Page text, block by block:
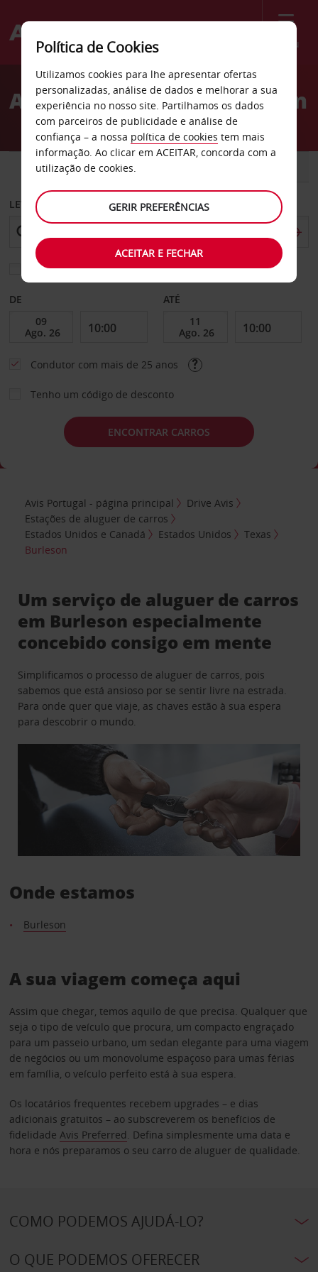
Menu
Welcome
AvisAluguer de carros Burleson
CARRO
LEVANTAR EM
Escolher uma estação de devolução diferente
DE ATÉ
Condutor com mais de 25 anos
Tenho um código de desconto
ENCONTRAR CARROS
Avis Portugal - página principal
Drive Avis
Estações de aluguer de carros
Estados Unidos e Canadá
Estados Unidos
Texas
Burleson
Um serviço de aluguer de carros
em Burleson especialmente
concebido consigo em mente
Simplificamos o processo de aluguer de carros, pois
sabemos que está ansioso por se sentir livre na estrada.
Para onde quer que viaje, as chaves estão à sua espera
para descobrir o mundo.
Onde estamos
Burleson
A sua viagem começa aqui
Assim que chegar, temos aquilo de que precisa. Qualquer que
seja o tipo de veículo que procura, um compacto engraçado
para um passeio urbano, um sedan elegante para uma viagem
de negócios ou um monovolume espaçoso para umas férias
em família, o veículo perfeito está à sua espera.
Os locatários frequentes recebem upgrades – e dias
adicionais gratuitos – ao subscreverem os benefícios de
fidelidade Avis Preferred. Defina simplesmente uma data e
hora e nós preparamos o seu carro de aluguer de qualidade.
COMO PODEMOS AJUDÁ-LO?
O QUE PODEMOS OFERECER
Política de Cookies
Utilizamos cookies para lhe apresentar ofertas
personalizadas, análise de dados e melhorar a sua
experiência no nosso site. Partilhamos os dados
com parceiros de publicidade e análise de
confiança – a nossa política de cookies tem mais
informação. Ao clicar em ACEITAR, concorda com a
utilização de cookies.
GERIR PREFERÊNCIAS
ACEITAR E FECHAR